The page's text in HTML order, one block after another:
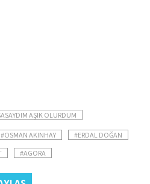
AŞIK OLURDUM
#OSMAN AKINHAY
#ERDAL DOĞAN
#AGORA